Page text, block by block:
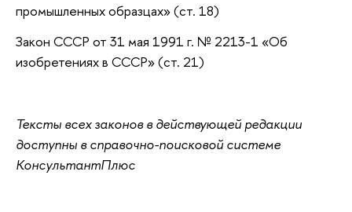
промышленных образцах» (ст. 18)
Закон СССР от 31 мая 1991 г. № 2213-1 «Об
изобретениях в СССР» (ст. 21)
Тексты всех законов в действующей редакции
доступны в справочно-поисковой системе
КонсультантПлюс